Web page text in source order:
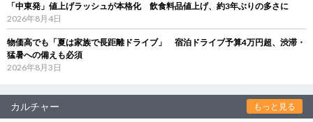
「中東発」値上げラッシュが本格化 飲食料品値上げ、約3年ぶりの多さに
2026年8月4日
物価高でも「夏は家族で長距離ドライブ」 宿泊ドライブ予算4万円超、渋滞・
猛暑への備えも必須
2026年8月3日
カルチャー もっと見る